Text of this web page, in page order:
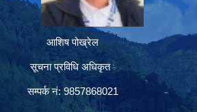
आशिष पोख्रेल
सूचना प्रविधि अधिकृत
सम्पर्क नं: 9857868021